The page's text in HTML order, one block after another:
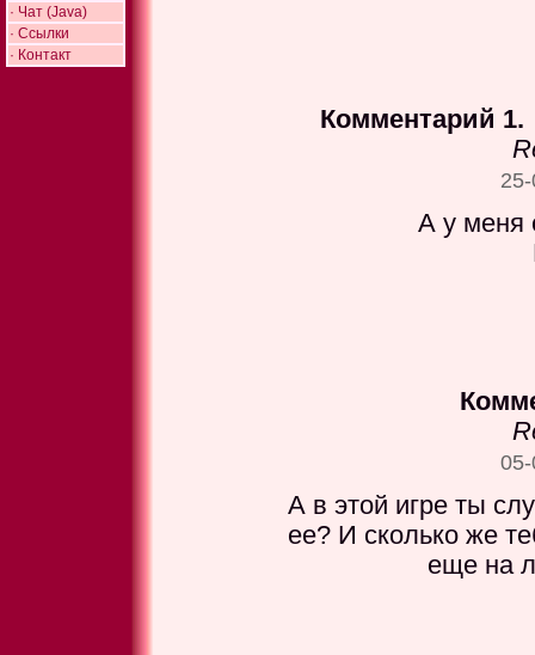
· Чат (Java)
· Ссылки
· Контакт
Комментарий 1.
А у меня
А в этой игре ты
ее? И сколько же
еще на